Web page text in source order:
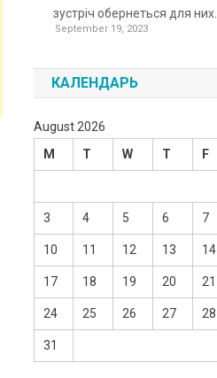
зустріч обернеться для них.
September 19, 2023
КАЛЕНДАРЬ
August 2026
M
T W T F
3 4 5 6 7
10 11 12 13 14
17 18 19 20 21
24 25 26 27 28
31